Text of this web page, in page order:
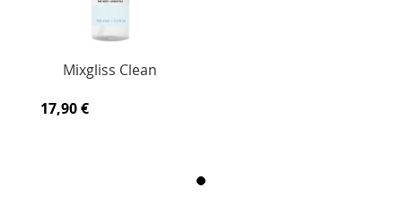
Mixgliss Clean
17,90 €